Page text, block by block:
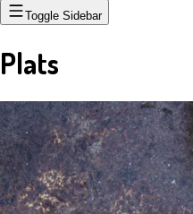
Toggle Sidebar
Plats